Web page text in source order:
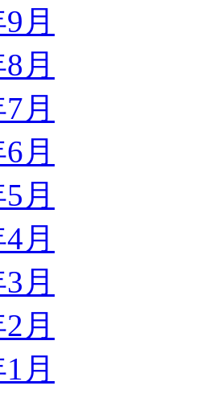
月
月
月
月
月
月
月
月
月